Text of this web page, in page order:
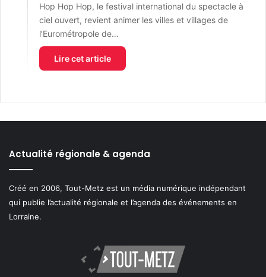
Hop Hop Hop, le festival international du spectacle à
ciel ouvert, revient animer les villes et villages de
l’Eurométropole de…
Lire cet article
Actualité régionale & agenda
Créé en 2006, Tout-Metz est un média numérique indépendant
qui publie l’actualité régionale et l’agenda des événements en
Lorraine.